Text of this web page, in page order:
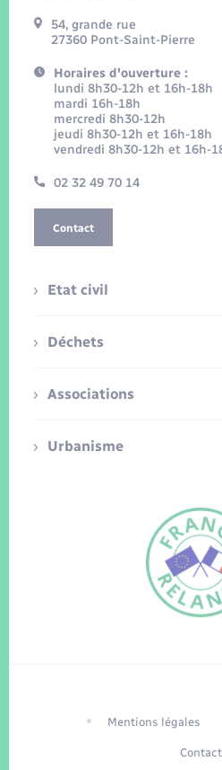
54, grande rue
27360 Pont-Saint-Pierre
Horaires d'ouverture :
lundi 8h30-12h et 16h-18h
mardi 16h-18h
mercredi 8h30-12h
jeudi 8h30-12h et 16h-18h
vendredi 8h30-12h et 16h-
02 32 49 70 14
Contact
Etat civil
Déchets
Associations
Urbanisme
Mentions légales
Contact